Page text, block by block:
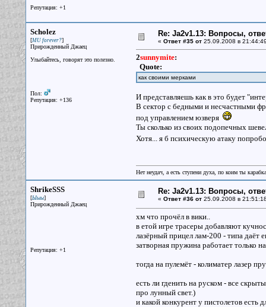
Репутация: +1
Scholez
[MU forever?]
Прирожденный Джаец
Улыбайтесь, говорят это полезно.
Пол:
Репутация: +136
Re: Ja2v1.13: Вопросы,
« Ответ #35 от25.09.2008 в
2sunnymite:
Quote:
как своими мерками
И представляешь как в это будет
В сектор с бедными и несчастными
под управлением юзверя
Ты сколько из своих подопечных
Хотя... я б психическую атаку
Нет неудач, а есть ступени духа, по коим ты
ShrikeSSS
[Ыыы]
Прирожденный Джаец
Репутация: +1
Re: Ja2v1.13: Вопросы,
« Ответ #36 от25.09.2008 в
хм что прочёл в вики..
в етой игре трасеры добавляют
лазёрный прицел лам-200 - типа даёт
затворная пружина работает только
тогда на пулемёт - колиматер лазер
есть ли гденить на руском - все
про лунный свет.)
и какой конкурент у пистолетов есть